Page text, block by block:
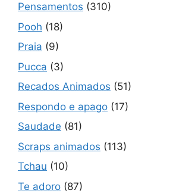
Pensamentos (310)
Pooh (18)
Praia (9)
Pucca (3)
Recados Animados (51)
Respondo e apago (17)
Saudade (81)
Scraps animados (113)
Tchau (10)
Te adoro (87)